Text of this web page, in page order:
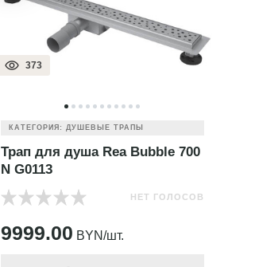
373
КАТЕГОРИЯ: ДУШЕВЫЕ ТРАПЫ
Трап для душа Rea Bubble 700
N G0113
НЕТ ГОЛОСОВ
9999.00 BYN/шт.